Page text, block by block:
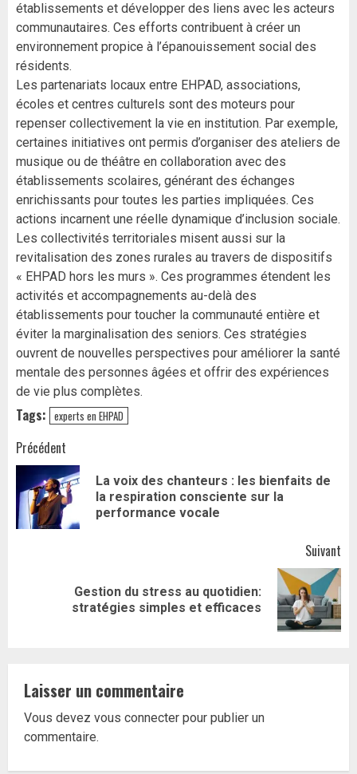
établissements et développer des liens avec les acteurs
communautaires. Ces efforts contribuent à créer un
environnement propice à l’épanouissement social des
résidents.
Les partenariats locaux entre EHPAD, associations,
écoles et centres culturels sont des moteurs pour
repenser collectivement la vie en institution. Par exemple,
certaines initiatives ont permis d’organiser des ateliers de
musique ou de théâtre en collaboration avec des
établissements scolaires, générant des échanges
enrichissants pour toutes les parties impliquées. Ces
actions incarnent une réelle dynamique d’inclusion sociale.
Les collectivités territoriales misent aussi sur la
revitalisation des zones rurales au travers de dispositifs
« EHPAD hors les murs ». Ces programmes étendent les
activités et accompagnements au-delà des
établissements pour toucher la communauté entière et
éviter la marginalisation des seniors. Ces stratégies
ouvrent de nouvelles perspectives pour améliorer la santé
mentale des personnes âgées et offrir des expériences
de vie plus complètes.
Tags: experts en EHPAD
Navigation
d’article
Précédent
La voix des chanteurs : les bienfaits de
la respiration consciente sur la
performance vocale
Suivant
Gestion du stress au quotidien:
stratégies simples et efficaces
Laisser un commentaire
Vous devez vous connecter pour publier un
commentaire.